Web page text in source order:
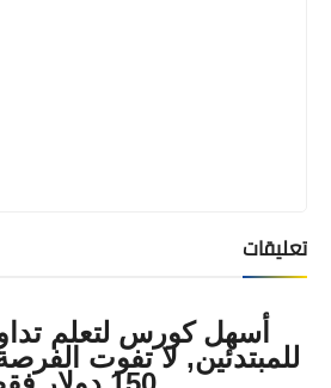
تعليقات
أسهل كورس لتعلم
للمبتدئين, لا تفوت